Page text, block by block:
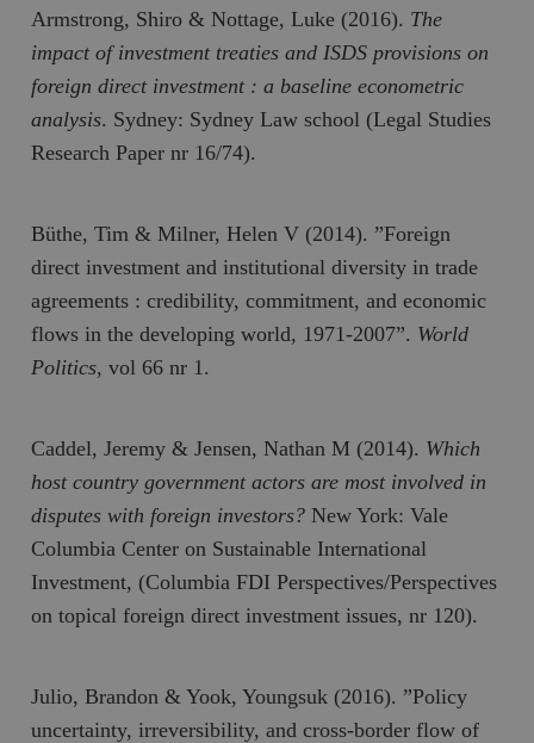
Armstrong, Shiro & Nottage, Luke (2016). The
impact of investment treaties and ISDS provisions on
foreign direct investment : a baseline econometric
analysis. Sydney: Sydney Law school (Legal Studies
Research Paper nr 16/74).
Büthe, Tim & Milner, Helen V (2014). ”Foreign
direct investment and institutional diversity in trade
agreements : credibility, commitment, and economic
flows in the developing world, 1971-2007”. World
Politics, vol 66 nr 1.
Caddel, Jeremy & Jensen, Nathan M (2014). Which
host country government actors are most involved in
disputes with foreign investors? New York: Vale
Columbia Center on Sustainable International
Investment, (Columbia FDI Perspectives/Perspectives
on topical foreign direct investment issues, nr 120).
Julio, Brandon & Yook, Youngsuk (2016). ”Policy
uncertainty, irreversibility, and cross-border flow of